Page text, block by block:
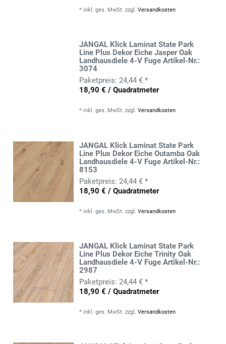
* inkl. ges. MwSt. zzgl.Versandkosten
JANGAL Klick Laminat State Park
Line Plus Dekor Eiche Jasper Oak
Landhausdiele 4-V Fuge Artikel-Nr.:
3074
24,44 € *
18,90 € / Quadratmeter
* inkl. ges. MwSt. zzgl.Versandkosten
JANGAL Klick Laminat State Park
Line Plus Dekor Eiche Outamba Oak
Landhausdiele 4-V Fuge Artikel-Nr.:
8153
24,44 € *
18,90 € / Quadratmeter
* inkl. ges. MwSt. zzgl.Versandkosten
JANGAL Klick Laminat State Park
Line Plus Dekor Eiche Trinity Oak
Landhausdiele 4-V Fuge Artikel-Nr.:
2987
24,44 € *
18,90 € / Quadratmeter
* inkl. ges. MwSt. zzgl.Versandkosten